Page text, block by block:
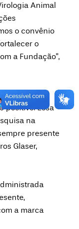
Animal
o convênio
o
a Fundação",
a edição
positivo. Essa
na
presente
Glaser,
a marca